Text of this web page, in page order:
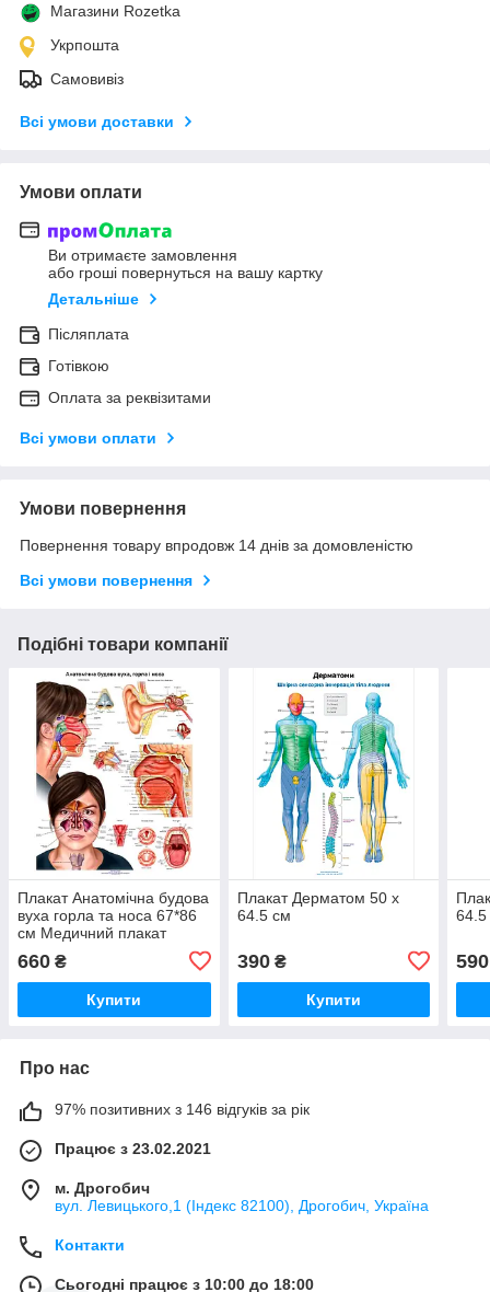
Магазини Rozetka
Укрпошта
Самовивіз
Всі умови доставки
Умови оплати
Ви отримаєте замовлення
або гроші повернуться на вашу картку
Детальніше
Післяплата
Готівкою
Оплата за реквізитами
Всі умови оплати
Умови повернення
Повернення товару впродовж 14 днів за домовленістю
Всі умови повернення
Подібні товари компанії
Плакат Анатомічна будова
вуха горла та носа 67*86
см Медичний плакат
660 ₴
Купити
Плакат Дерматом 50 x
64.5 см
390₴
Купити
590
Про нас
97% позитивних з 146 відгуків за рік
Працює з 23.02.2021
м. Дрогобич
вул. Левицького,1 (Індекс 82100), Дрогобич, Україна
Контакти
Сьогодні працює з 10:00 до 18:00